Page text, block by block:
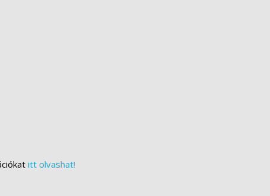
itt olvashat!